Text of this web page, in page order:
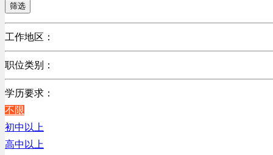
筛选
工作地区：
不限
北京
广东
江苏
陕西
浙江
职位类别：
不限
机械制造/仪器仪表类
计算机硬件类
销售管理类
计算机软件类
学历要求：
不限
初中以上
高中以上